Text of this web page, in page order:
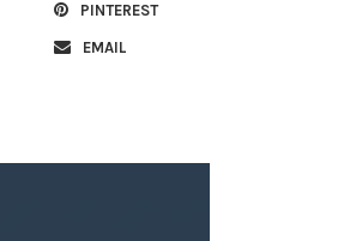
PINTEREST
EMAIL